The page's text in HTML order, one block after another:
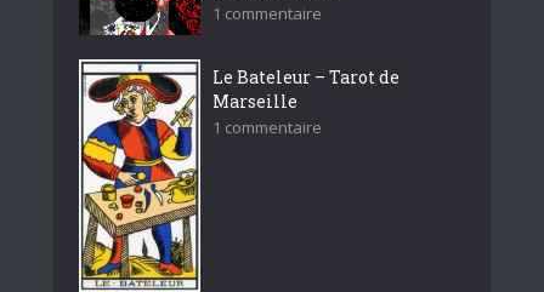
1 commentaire
Le Bateleur – Tarot de
Marseille
1 commentaire